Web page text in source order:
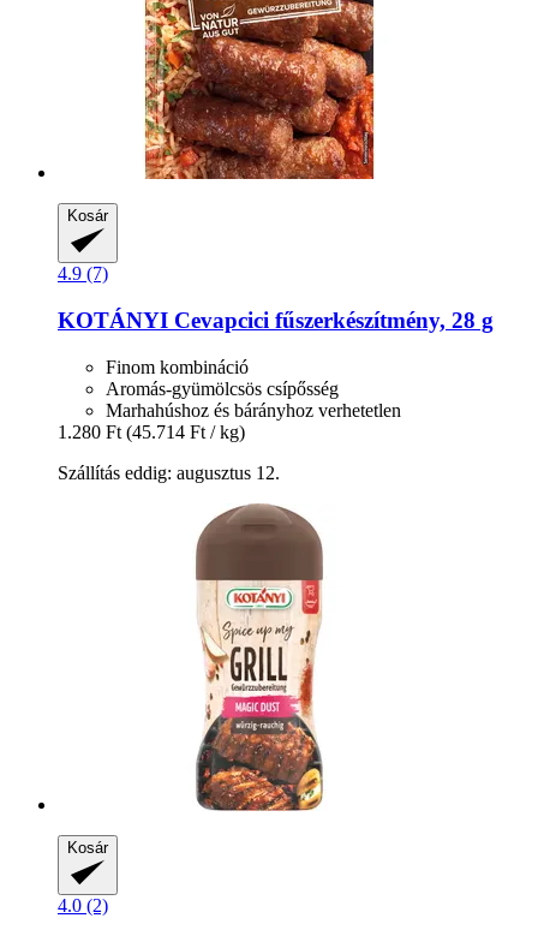
Kosár
4.9 (7)
KOTÁNYI Cevapcici fűszerkészítmény, 28 g
Finom kombináció
Aromás-gyümölcsös csípősség
Marhahúshoz és bárányhoz verhetetlen
1.280 Ft (45.714 Ft / kg)
Szállítás eddig: augusztus 12.
Kosár
4.0 (2)